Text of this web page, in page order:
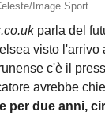
Image Sport
parla del
visto l'arrivo
c'è il
avrebbe
per due anni,